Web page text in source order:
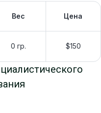
Вес Цена
0 гр. $150